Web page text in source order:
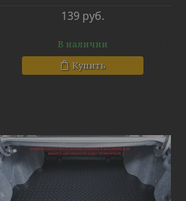
139 руб.
В наличии
Купить